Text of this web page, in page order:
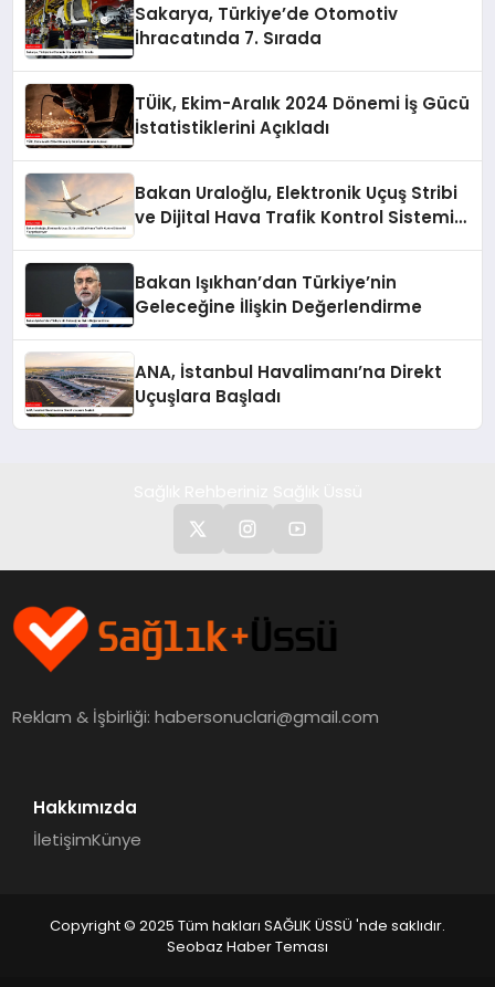
Sakarya, Türkiye’de Otomotiv
İhracatında 7. Sırada
TÜİK, Ekim-Aralık 2024 Dönemi İş Gücü
İstatistiklerini Açıkladı
Bakan Uraloğlu, Elektronik Uçuş Stribi
ve Dijital Hava Trafik Kontrol Sistemini
Bakan Işıkhan’dan Türkiye’nin
Geleceğine İlişkin Değerlendirme
ANA, İstanbul Havalimanı’na Direkt
Uçuşlara Başladı
Reklam & İşbirliği:habersonuclari@gmail.com
Hakkımızda
İletişimKünye
Copyright © 2025 Tüm hakları SAĞLIK ÜSSÜ 'nde saklıdır.
Seobaz Haber Teması